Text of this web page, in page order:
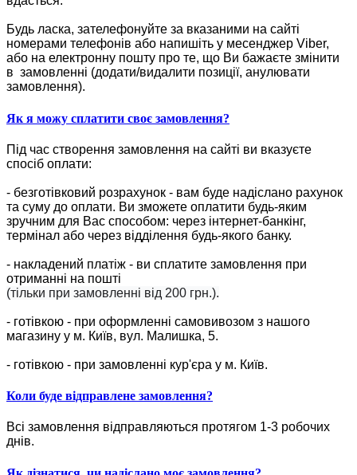
Будь ласка, зателефонуйте за вказаними на сайті
номерами телефонів або напишіть у месенджер Viber,
або на електронну пошту про те, що Ви бажаєте змінити
в замовленні (додати/видалити позиції, анулювати
замовлення).
Як я можу сплатити своє замовлення?
Під час створення замовлення на сайті ви вказуєте
спосіб оплати:
- безготівковий розрахунок - вам буде надіслано рахунок
та суму до оплати. Ви зможете оплатити будь-яким
зручним для Вас способом: через інтернет-банкінг,
термінал або через відділення будь-якого банку.
- накладений платіж - ви сплатите замовлення при
отриманні на пошті
(тільки при замовленні від 200 грн.).
- готівкою - при оформленні самовивозом з нашого
магазину у м. Київ, вул. Малишка, 5.
- готівкою - при замовленні кур'єра у м. Київ.
Коли буде відправлене замовлення?
Всі замовлення відправляються протягом 1-3 робочих
днів.